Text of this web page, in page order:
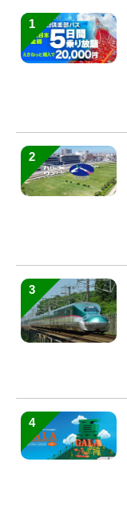
1
2
3
4